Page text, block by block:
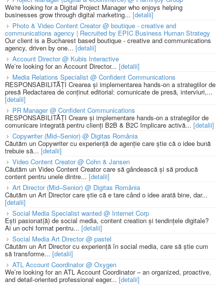
We're looking for a Digital Project Manager who enjoys helping
businesses grow through digital marketing... [detalii]
Photo & Video Content Creator @ boutique - creative and
communications agency | Recruited by EPIC Business Human Strategy
Our client is a Bucharest based boutique - creative and communications
agency, driven by one... [detalii]
Account Director @ Kubis Interactive
We’re looking for an Account Director... [detalii]
Media Relations Specialist @ Confident Communications
RESPONSABILITĂȚI Crearea și implementarea hands-on a strategiilor de
presă Redactarea de conținut editorial: comunicate de presă, interviuri,...
[detalii]
PR Manager @ Confident Communications
RESPONSABILITĂȚI Creare și implementare hands-on a strategiilor de
comunicare integrată pentru clienți B2B & B2C Implicare activă... [detalii]
Copywriter (Mid–Senior) @ Digitas România
Căutăm un Copywriter cu experiență de agenție care știe că o idee bună
trebuie să... [detalii]
Video Content Creator @ Cohn & Jansen
Căutăm un Video Content Creator care să gândească și să producă
content pentru unele dintre... [detalii]
Art Director (Mid–Senior) @ Digitas România
Căutăm un Art Director care știe că e tare când o idee arată bine, dar...
[detalii]
Social Media Specialist wanted @ Internet Corp
Ești pasionat(ă) de social media, content creation și tendințele digitale?
Ai un ochi format pentru... [detalii]
Social Media Art Director @ pastel
Căutăm un Art Director cu experiență în social media, care să știe cum
să transforme... [detalii]
ATL Account Coordinator @ Oxygen
We’re looking for an ATL Account Coordinator – an organized, proactive,
and detail-oriented professional eager... [detalii]